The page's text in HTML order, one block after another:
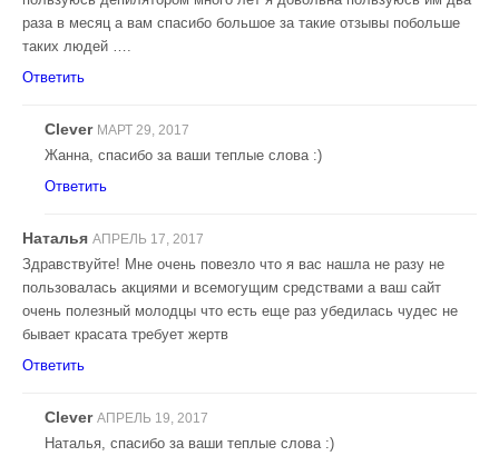
раза в месяц а вам спасибо большое за такие отзывы побольше
таких людей ….
Ответить
Clever МАРТ 29, 2017
Жанна, спасибо за ваши теплые слова :)
Ответить
Наталья АПРЕЛЬ 17, 2017
Здравствуйте! Мне очень повезло что я вас нашла не разу не
пользовалась акциями и всемогущим средствами а ваш сайт
очень полезный молодцы что есть еще раз убедилась чудес не
бывает красата требует жертв
Ответить
Clever АПРЕЛЬ 19, 2017
Наталья, спасибо за ваши теплые слова :)